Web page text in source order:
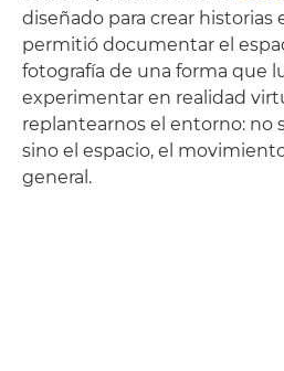
diseñado para crear historias
permitió documentar el
fotografía de una forma que
experimentar en realidad
replantearnos el entorno: no
sino el espacio, el
general.